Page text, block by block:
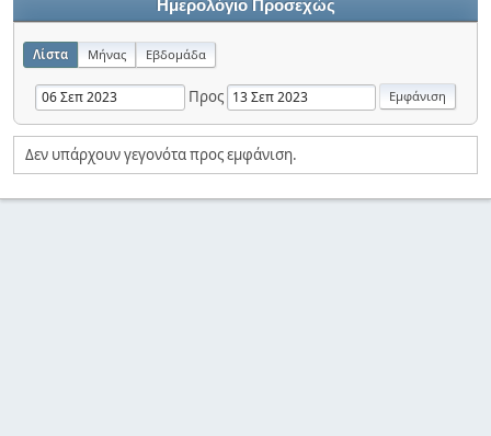
Ημερολόγιο Προσεχώς
Λίστα Μήνας Εβδομάδα
Προς
Δεν υπάρχουν γεγονότα προς εμφάνιση.